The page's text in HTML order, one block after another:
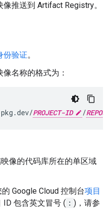
推送到 Artifact Registry。
份验证。
名称的格式为：
PROJECT-ID /
像的代码库所在的单区域
的 Google Cloud 控制台项目
ID 包含英文冒号 ( : )，请参